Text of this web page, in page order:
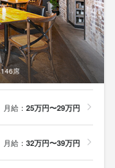
146席
月給： 25万円〜29万円
月給： 32万円〜39万円